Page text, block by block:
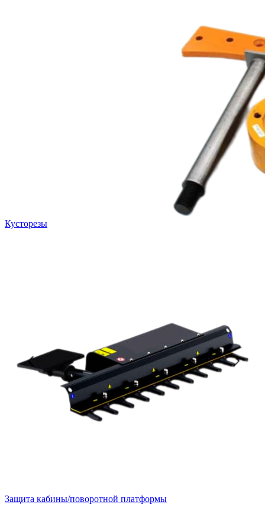
Кусторезы
Защита кабины/поворотной платформы